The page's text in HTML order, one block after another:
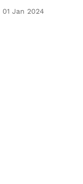
01 Jan 2024